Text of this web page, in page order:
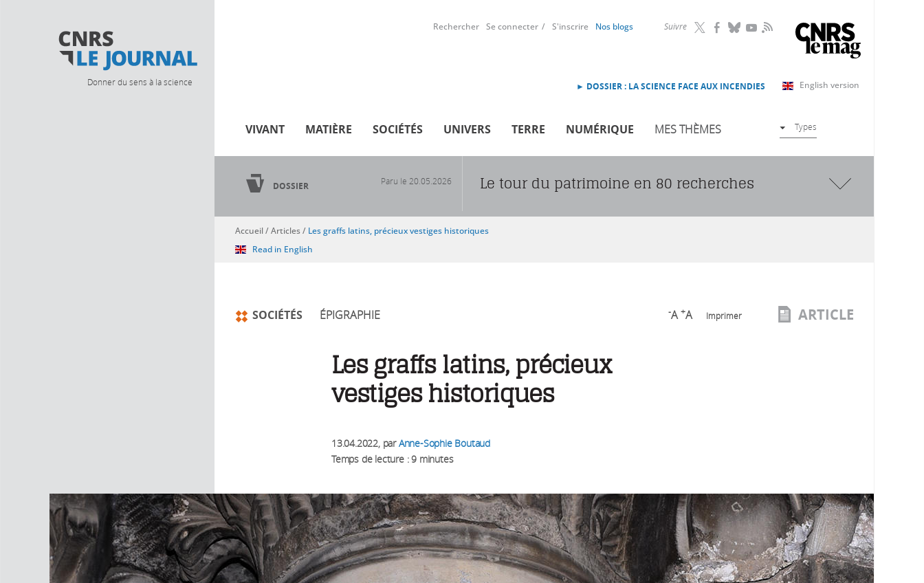
Donner du sens à la science
Suivre RSS
Rechercher Se connecter S'inscrire Nos blogs
English version
► DOSSIER : LA SCIENCE FACE AUX INCENDIES
VIVANT MATIÈRE SOCIÉTÉS UNIVERS TERRE NUMÉRIQUE MES THÈMES Types
DOSSIER Paru le 20.05.2026 Le tour du patrimoine en 80 recherches
Vous êtes ici
Accueil/Articles/ Les graffs latins, précieux vestiges historiques
Read in English
SOCIÉTÉS ÉPIGRAPHIE -A +A Imprimer ARTICLE
Les graffs latins, précieux
vestiges historiques
13.04.2022, parAnne-Sophie Boutaud
Temps de lecture : 9 minutes